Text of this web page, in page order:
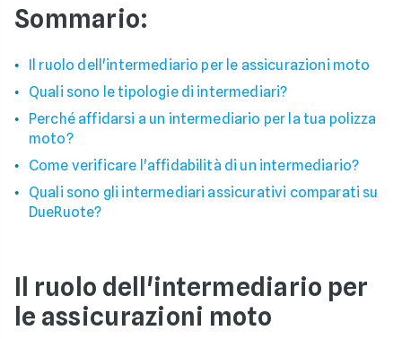
Sommario:
Il ruolo dell'intermediario per le assicurazioni moto
Quali sono le tipologie di intermediari?
Perché affidarsi a un intermediario per la tua polizza
moto?
Come verificare l'affidabilità di un intermediario?
Quali sono gli intermediari assicurativi comparati su
DueRuote?
Il ruolo dell'intermediario per
le assicurazioni moto